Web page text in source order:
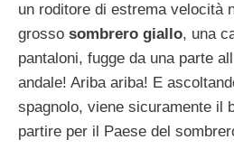
un roditore di estrema velocità
grosso sombrero giallo, una
pantaloni, fugge da una parte
andale! Ariba ariba! E
spagnolo, viene sicuramente il
partire per il Paese del